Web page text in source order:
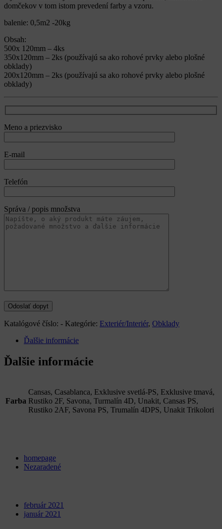
domčekov v tom istom prevedení farby a vzoru.
balenie: 0,5m2 -20kg
Obsah:
500x 120mm – 4ks
350x120mm – 2ks (používajú sa ako rohové prvky alebo plošné
obklady)
200x120mm – 2ks (používajú sa ako rohové prvky alebo plošné
obklady)
Meno a priezvisko
E-mail
Telefón
Správa / popis množstva
Katalógové číslo: - Kategórie: Exteriér/Interiér, Obklady
Ďalšie informácie
Ďalšie informácie
Farba
Cansas, Casablanca, Exklusive svetlá-PS, Exklusive tmavá,
Rustiko 2F, Savona, Turmalín 4D, Unakit, Cansas PS,
Rustiko 2AF, Savona PS, Trumalín 4DPS, Unakit Trikolori
homepage
Nezaradené
február 2021
január 2021